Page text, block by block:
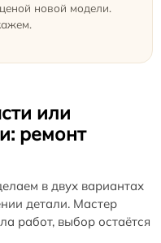
новой модели.
или
ремонт
в двух вариантах
детали. Мастер
работ, выбор остаётся